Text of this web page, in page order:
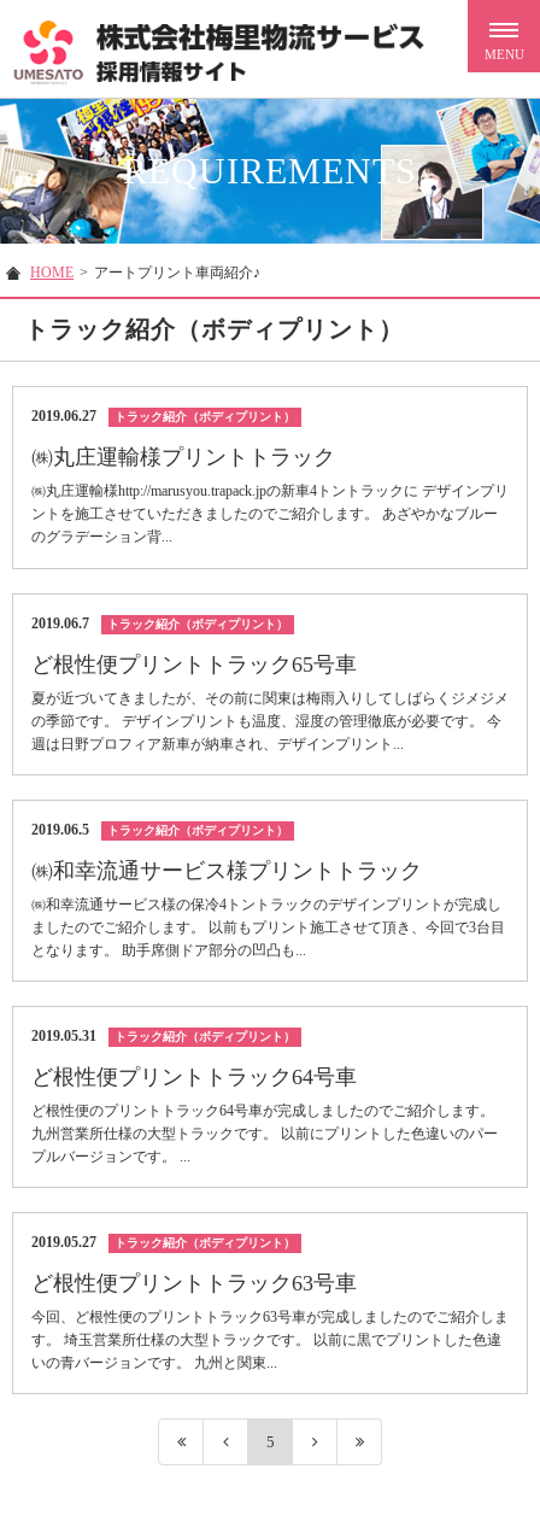
REQUIREMENTS
HOME > アートプリント車両紹介♪
トラック紹介（ボディプリント）
2019.06.27 トラック紹介（ボディプリント）
㈱丸庄運輸様プリントトラック
㈱丸庄運輸様http://marusyou.trapack.jpの新車4トントラックに デザインプリ
ントを施工させていただきましたのでご紹介します。 あざやかなブルー
のグラデーション背...
2019.06.7 トラック紹介（ボディプリント）
ど根性便プリントトラック65号車
夏が近づいてきましたが、その前に関東は梅雨入りしてしばらくジメジメ
の季節です。 デザインプリントも温度、湿度の管理徹底が必要です。 今
週は日野プロフィア新車が納車され、デザインプリント...
2019.06.5 トラック紹介（ボディプリント）
㈱和幸流通サービス様プリントトラック
㈱和幸流通サービス様の保冷4トントラックのデザインプリントが完成し
ましたのでご紹介します。 以前もプリント施工させて頂き、今回で3台目
となります。 助手席側ドア部分の凹凸も...
2019.05.31 トラック紹介（ボディプリント）
ど根性便プリントトラック64号車
ど根性便のプリントトラック64号車が完成しましたのでご紹介します。
九州営業所仕様の大型トラックです。 以前にプリントした色違いのパー
プルバージョンです。 ...
2019.05.27 トラック紹介（ボディプリント）
ど根性便プリントトラック63号車
今回、ど根性便のプリントトラック63号車が完成しましたのでご紹介しま
す。 埼玉営業所仕様の大型トラックです。 以前に黒でプリントした色違
いの青バージョンです。 九州と関東...
5